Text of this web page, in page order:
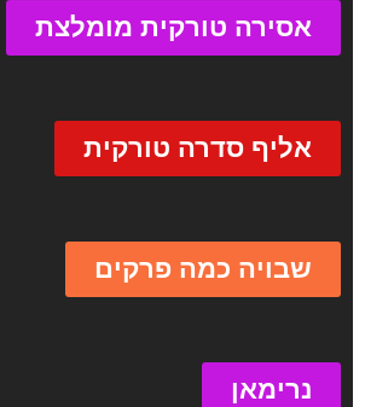
אסירה טורקית מומלצת
אליף סדרה טורקית
שבויה כמה פרקים
נרימאן